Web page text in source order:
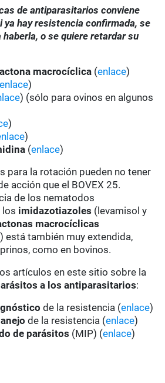
de antiparasitarios conviene
ya hay resistencia confirmada, se
haberla, o se quiere retardar su
macrocíclica (enlace)
enlace)
) (sólo para ovinos en algunos
)
)
(enlace)
para la rotación pueden no tener
acción que el BOVEX 25.
de los nematodos
los imidazotiazoles (levamisol y
macrocíclicas
está también muy extendida,
como en bovinos.
artículos en este sitio sobre la
a los antiparasitarios:
de la resistencia (enlace)
de la resistencia (enlace)
de parásitos (MIP) (enlace)